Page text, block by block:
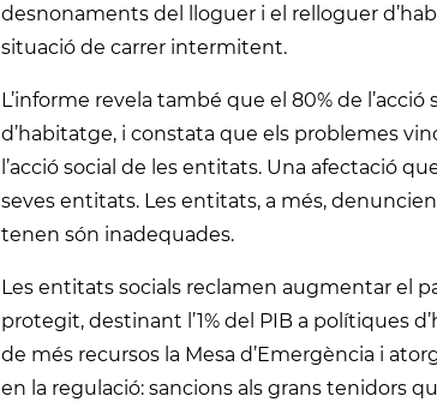
desnonaments del lloguer i el relloguer
situació de carrer intermitent.
L’informe revela també que el 80% de
d’habitatge, i constata que els problemes
l’acció social de les entitats. Una afectació
seves entitats. Les entitats, a més,
tenen són inadequades.
Les entitats socials reclamen augmentar el
protegit, destinant l’1% del PIB a polítiques
de més recursos la Mesa d’Emergència i
en la regulació: sancions als grans tenidors